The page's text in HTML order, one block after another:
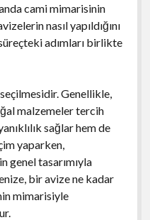
cami mimarisinin
nasıl yapıldığını
adımları birlikte
Genellikle,
malzemeler tercih
sağlar hem de
yaparken,
genel tasarımıyla
bir avize ne kadar
mimarisiyle